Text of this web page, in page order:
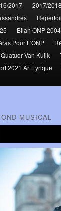
2017 2017/2018
Bilan ONP
Pour L'ONP
Quatuor Van Kuijk
2021 Art Lyrique
MUSICAL